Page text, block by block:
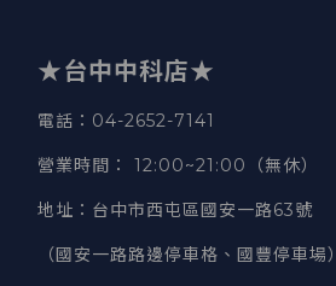
★台中中科店★
電話 ：04-2652-7141
營業時間 ： 12:00~21:00（無休）
地址 ：台中市西屯區國安一路63號
（國安一路路邊停車格、國豐停車場）